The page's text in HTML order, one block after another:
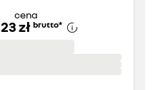
cena
zł brutto*